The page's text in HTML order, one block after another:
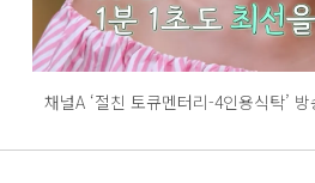
채널A ‘절친 토큐멘터리-4인용식탁’